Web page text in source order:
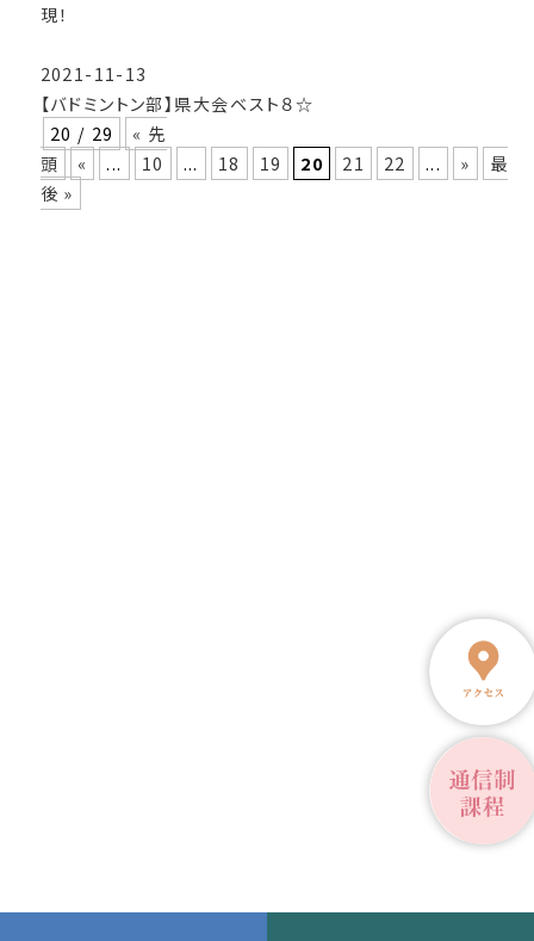
現！
2021-11-13
【バドミントン部】県大会ベスト８☆
20 / 29
« 先
頭
« ... 10 ... 18 19 20 21 22 ... »
最
後 »